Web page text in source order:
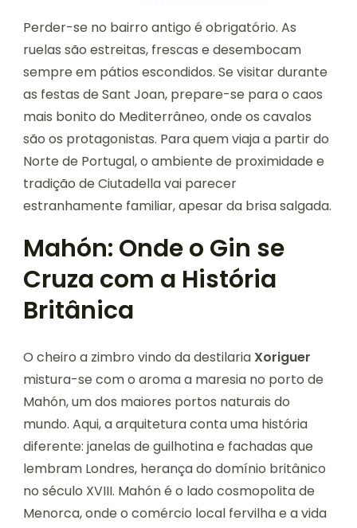
Perder-se no bairro antigo é obrigatório. As
ruelas são estreitas, frescas e desembocam
sempre em pátios escondidos. Se visitar durante
as festas de Sant Joan, prepare-se para o caos
mais bonito do Mediterrâneo, onde os cavalos
são os protagonistas. Para quem viaja a partir do
Norte de Portugal, o ambiente de proximidade e
tradição de Ciutadella vai parecer
estranhamente familiar, apesar da brisa salgada.
Mahón: Onde o Gin se
Cruza com a História
Britânica
O cheiro a zimbro vindo da destilaria Xoriguer
mistura-se com o aroma a maresia no porto de
Mahón, um dos maiores portos naturais do
mundo. Aqui, a arquitetura conta uma história
diferente: janelas de guilhotina e fachadas que
lembram Londres, herança do domínio britânico
no século XVIII. Mahón é o lado cosmopolita de
Menorca, onde o comércio local fervilha e a vida